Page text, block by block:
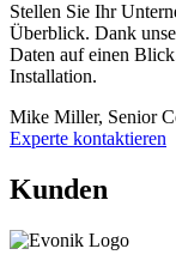
Stellen Sie Ihr
Überblick. Dank
Daten auf einen
Installation.
Mike Miller, Senior
Experte kontaktieren
Kunden